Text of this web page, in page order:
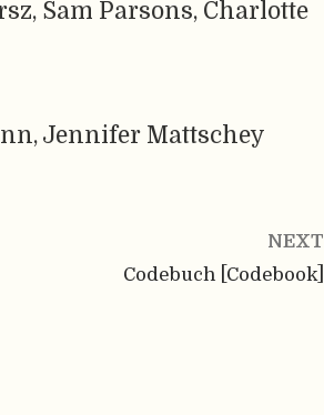
Sam Parsons, Charlotte
Jennifer Mattschey
NEXT
Codebuch [Codebook]